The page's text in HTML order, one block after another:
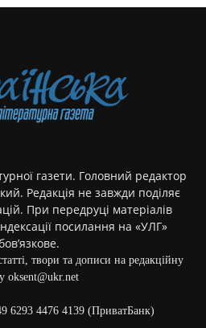
газети. Головний редактор
Редакція не завжди поділяє
При передруці матеріалів
посилання на «УЛГ»
твори та дописи на редакційну
oksent@ukr.net
6293 4476 4139 (ПриватБанк)